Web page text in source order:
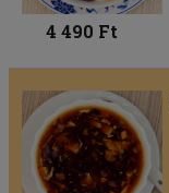
4 490 Ft